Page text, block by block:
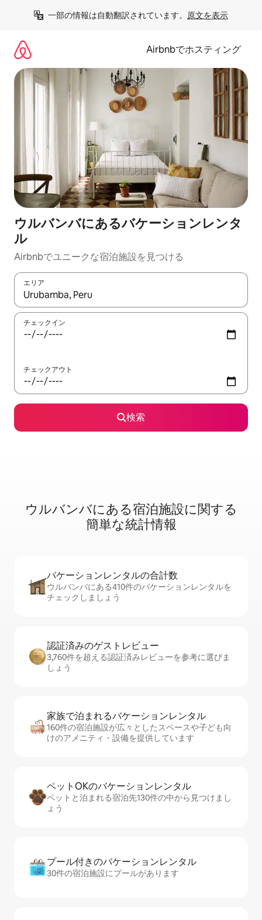
一部の情報は自動翻訳されています。 原文を表示
Airbnbでホスティング
ウルバンバにあるバケーションレンタ
ル
Airbnbでユニークな宿泊施設を見つける
エリア
検索結果が表示されたら、上下の矢印キーを使って移動するか
チェックイン
チェックアウト
検索
ウルバンバに⁠あ⁠る宿⁠泊⁠施⁠設⁠に関⁠す⁠る
簡⁠単⁠な統⁠計⁠情⁠報
バケーションレ⁠ン⁠タ⁠ル⁠の合⁠計⁠数
ウルバンバにある410件のバケーションレンタルを
チェックしましょう
認証済みのゲ⁠ス⁠ト⁠レ⁠ビ⁠ュ⁠ー
3,760件を超える認証済みレビューを参考に選びま
しょう
家族で泊まれるバ⁠ケ⁠ー⁠シ⁠ョ⁠ンレ⁠ン⁠タ⁠ル
160件の宿泊施設が広々としたスペースや子ども向
けのアメニティ・設備を提供しています
ペットOKのバ⁠ケ⁠ー⁠シ⁠ョ⁠ンレ⁠ン⁠タ⁠ル
ペットと泊まれる宿泊先130件の中から見つけまし
ょう
プール付きのバ⁠ケ⁠ー⁠シ⁠ョ⁠ンレ⁠ン⁠タ⁠ル
30件の宿泊施設にプールがあります